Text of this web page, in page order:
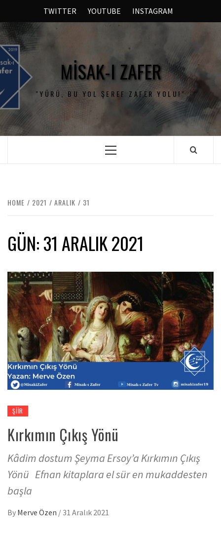
TWITTER YOUTUBE INSTAGRAM
MISAK-I ZAFER
"YÜRÜ, BU YOL ŞEREF ZAFER YOLU!"
HOME 2021 ARALIK 31
GÜN:31 ARALIK 2021
ŞIIR
Kırkımın Çıkış Yönü
Kâdim dostum Şeyma Ersoy’a Kırkımın Çıkış
Yönü Efnan kitaplara el sür en mukaddesten
başla
By Merve Özen / 31 Aralık 2021